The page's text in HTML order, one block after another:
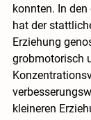
konnten. In
hat der
Erziehung
grobmotorisch
kleineren